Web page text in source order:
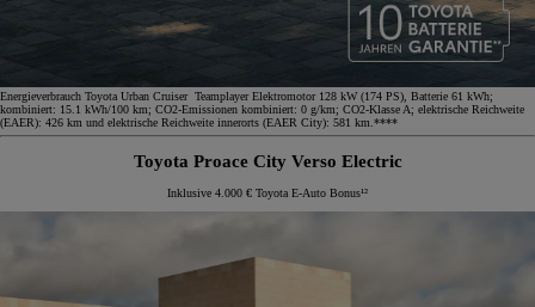
Energieverbrauch Toyota Urban Cruiser Teamplayer Elektromotor 128 kW (174 PS), Batterie 61 kWh;
kombiniert: 15.1 kWh/100 km; CO2-Emissionen kombiniert: 0 g/km; CO2-Klasse A; elektrische Reichweite
(EAER): 426 km und elektrische Reichweite innerorts (EAER City): 581 km.****
Toyota Proace City Verso Electric
Inklusive 4.000 € Toyota E-Auto Bonus¹²